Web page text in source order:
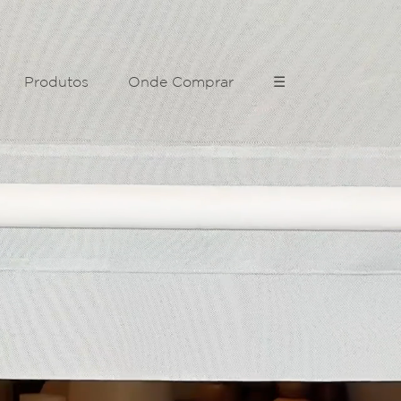
Produtos Onde Comprar ☰